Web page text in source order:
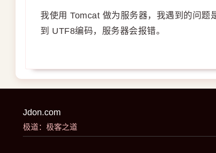
我使用 Tomcat 做为服务器，我遇到的问
到 UTF8编码，服务器会报错。
Jdon.com
极道：极客之道